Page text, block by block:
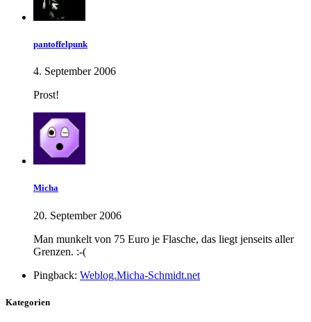
pantoffelpunk
4. September 2006
Prost!
Micha
20. September 2006
Man munkelt von 75 Euro je Flasche, das liegt jenseits aller
Grenzen. :-(
Pingback: Weblog.Micha-Schmidt.net
Kategorien